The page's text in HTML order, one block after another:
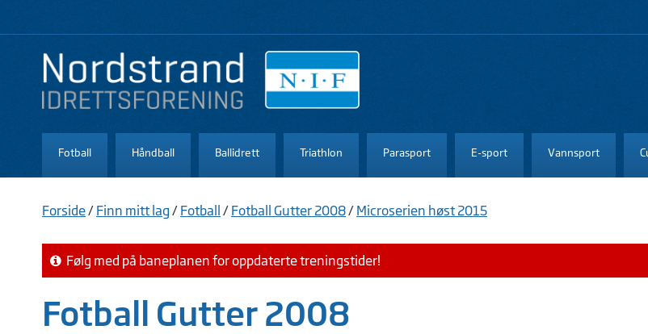
Fotball Håndball Ballidrett Triathlon Parasport E-sport Vannsport
Forside/ Finn mitt lag / Fotball / Fotball Gutter 2008/ Microserien høst 2015
Følg med på baneplanen for oppdaterte treningstider!
Fotball Gutter 2008